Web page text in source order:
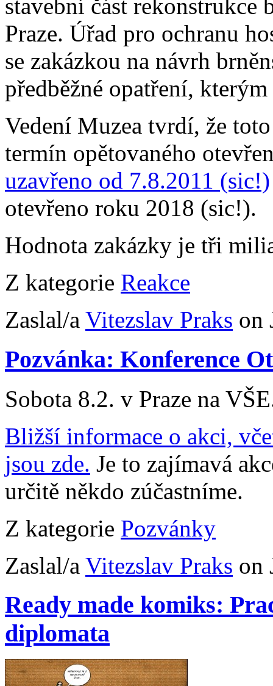
stavební část rekonstrukce
Praze. Úřad pro ochranu
se zakázkou na návrh
předběžné opatření,
Vedení Muzea tvrdí, že
termín opětovaného
uzavřeno od 7.8.2011 (sic!)
otevřeno roku 2018 (sic!).
Hodnota zakázky je tři
Z kategorie Reakce
Zaslal/a Vitezslav Praks on
Pozvánka: Konference
Sobota 8.2. v Praze na
Bližší informace o akci,
jsou zde. Je to zajímavá
určitě někdo zúčastníme.
Z kategorie Pozvánky
Zaslal/a Vitezslav Praks on
Ready made komiks:
diplomata